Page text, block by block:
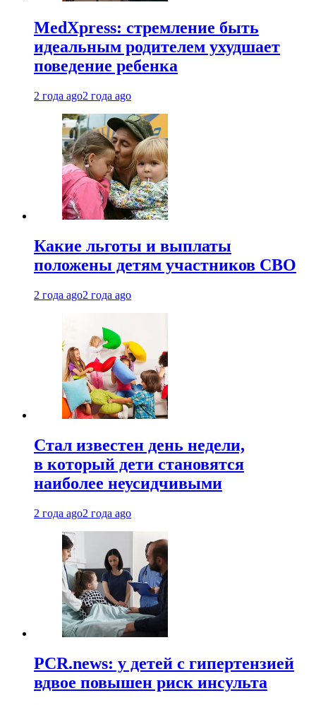
MedXpress: стремление быть
идеальным родителем ухудшает
поведение ребенка
2 года ago2 года ago
Какие льготы и выплаты
положены детям участников СВО
2 года ago2 года ago
Стал известен день недели,
в который дети становятся
наиболее неусидчивыми
2 года ago2 года ago
PCR.news: у детей с гипертензией
вдвое повышен риск инсульта